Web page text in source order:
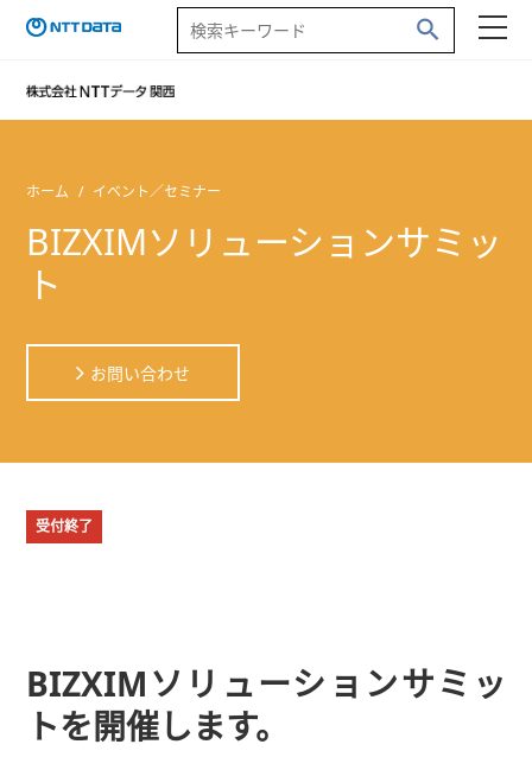
ホーム イベント／セミナー
BIZXIMソリューションサミッ
ト
お問い合わせ
受付終了
BIZXIMソリューションサミッ
トを開催します。